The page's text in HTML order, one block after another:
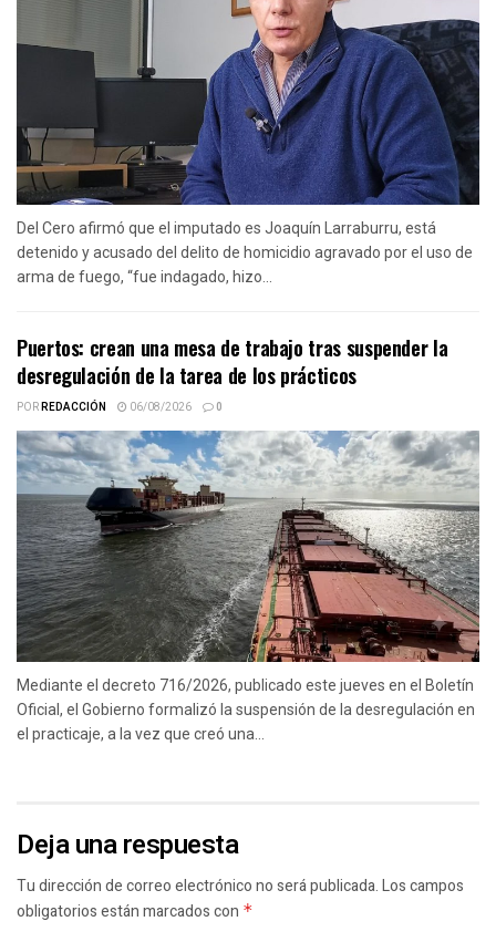
Del Cero afirmó que el imputado es Joaquín Larraburru, está
detenido y acusado del delito de homicidio agravado por el uso de
arma de fuego, “fue indagado, hizo...
Puertos: crean una mesa de trabajo tras suspender la
desregulación de la tarea de los prácticos
PORREDACCIÓN 06/08/2026 0
Mediante el decreto 716/2026, publicado este jueves en el Boletín
Oficial, el Gobierno formalizó la suspensión de la desregulación en
el practicaje, a la vez que creó una...
Deja una respuesta
Tu dirección de correo electrónico no será publicada.Los campos
obligatorios están marcados con *